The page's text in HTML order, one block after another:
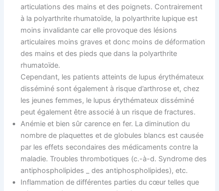
articulations des mains et des poignets. Contrairement
à la polyarthrite rhumatoïde, la polyarthrite lupique est
moins invalidante car elle provoque des lésions
articulaires moins graves et donc moins de déformation
des mains et des pieds que dans la polyarthrite
rhumatoïde.
Cependant, les patients atteints de lupus érythémateux
disséminé sont également à risque d’arthrose et, chez
les jeunes femmes, le lupus érythémateux disséminé
peut également être associé à un risque de fractures.
Anémie et bien sûr carence en fer. La diminution du
nombre de plaquettes et de globules blancs est causée
par les effets secondaires des médicaments contre la
maladie. Troubles thrombotiques (c.-à-d. Syndrome des
antiphospholipides _ des antiphospholipides), etc.
Inflammation de différentes parties du cœur telles que